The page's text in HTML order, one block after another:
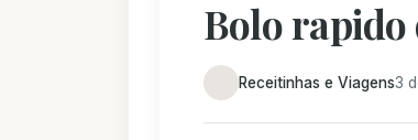
Bolo rapido
Receitinhas e Viagens3